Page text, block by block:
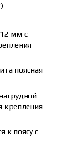
мм с
поясная
крепления
к поясу с